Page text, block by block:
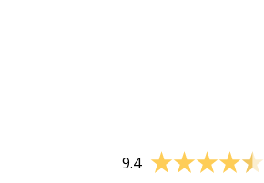
9.4